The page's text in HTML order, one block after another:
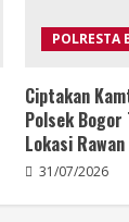
POLRESTA
Ciptakan
Polsek
Lokasi
31/07/2026